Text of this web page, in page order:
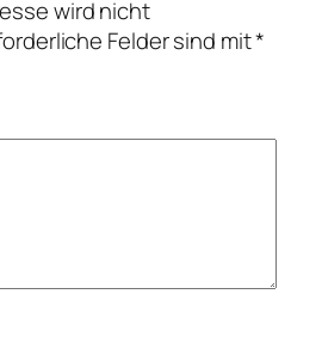
wird nicht
Felder sind mit*